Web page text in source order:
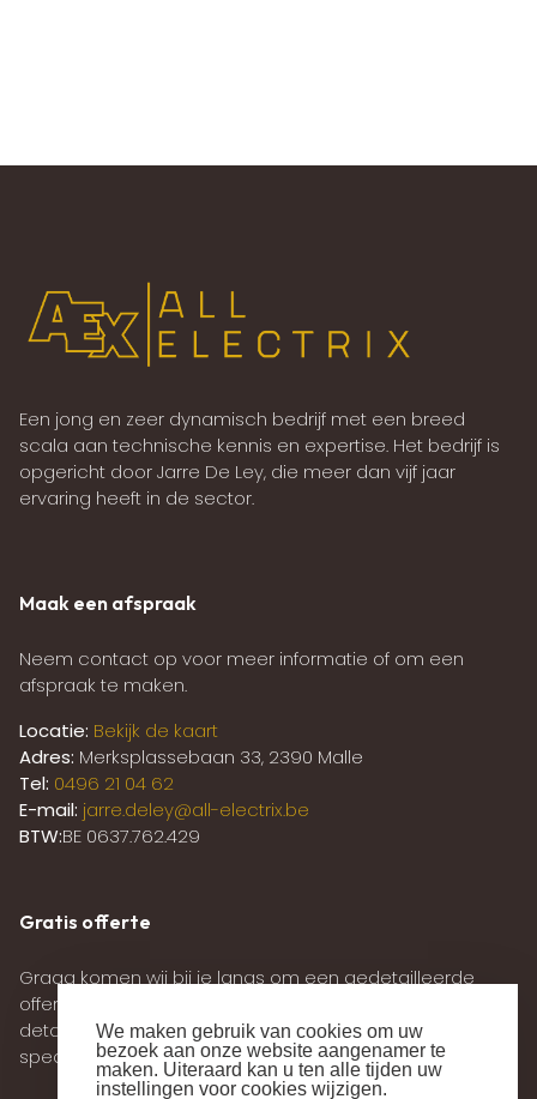
We maken gebruik van cookies om uw
bezoek aan onze website aangenamer te
maken. Uiteraard kan u ten alle tijden uw
instellingen voor cookies wijzigen.
Een jong en zeer dynamisch bedrijf met een breed
scala aan technische kennis en expertise. Het bedrijf is
opgericht door Jarre De Ley, die meer dan vijf jaar
ervaring heeft in de sector.
Maak een afspraak
Neem contact op voor meer informatie of om een
afspraak te maken.
Locatie: Bekijk de kaart
Adres: Merksplassebaan 33, 2390 Malle
Tel: 0496 21 04 62
E-mail: jarre.deley@all-electrix.be
BTW:BE 0637.762.429
Gratis offerte
Graag komen wij bij je langs om een gedetailleerde
offerte op te stellen. Tijdens deze afspraak zullen alle
details zorgvuldig worden doorgenomen en jouw
specifieke wensen worden besproken.